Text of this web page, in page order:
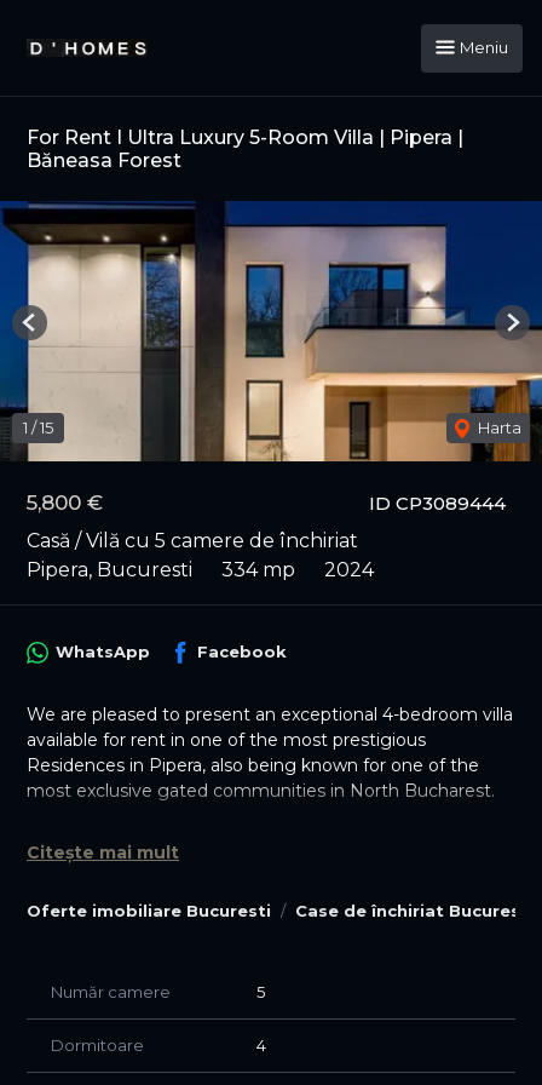
Meniu
For Rent I Ultra Luxury 5-Room Villa | Pipera |
Băneasa Forest
ID CP3089444
5,800 €
Casă / Vilă cu 5 camere de închiriat
Pipera, Bucuresti
334 mp 2024
1 /15 Harta
Previous
Oferte imobiliare Bucuresti Case de închiriat Bucuresti
WhatsApp Facebook
We are pleased to present an exceptional 4-bedroom villa
available for rent in one of the most prestigious
Residences in Pipera, also being known for one of the
most exclusive gated communities in North Bucharest.
consists of only 8 villas, offering privacy, security and
meter forest frontage.
elegant architecture, premium materials and advanced
Villa Features
Citește mai mult
Număr camere 5
Dormitoare 4